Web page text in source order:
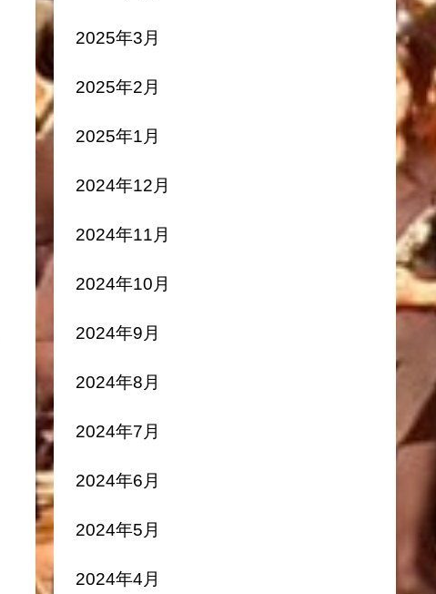
2025年3月
2025年2月
2025年1月
2024年12月
2024年11月
2024年10月
2024年9月
2024年8月
2024年7月
2024年6月
2024年5月
2024年4月